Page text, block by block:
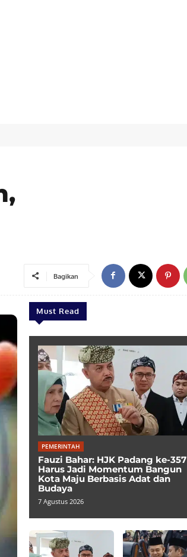
Bagikan
Must Read
PEMERINTAH
Fauzi Bahar: HJK Padang ke-357
Harus Jadi Momentum Bangun
Kota Maju Berbasis Adat dan
Budaya
7 Agustus 2026